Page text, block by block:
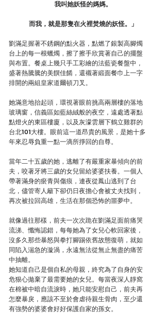
  　我叫她妖怪的媽媽。
  　而我，就是那隻在火裡焚燒的妖怪。」
劉滿足握著不銹鋼的點火器，點燃了銀製高腳燭
台上的每一根蠟燭，擦了擦手欣賞著自己的擺盤
與布置。餐桌上幾只手工彩繪的法藍瓷餐盤中，
盛著熱騰騰的美饌佳餚，還襯著緞面餐巾上一字
排開的兩組皇家道爾頓刀叉。
她滿意地抬起頭，環視著眼前挑高兩層樓的落地
玻璃窗，信義區如藍絲絨般的夜空，遠處透著點
點燈火的東區樓廈，以及灰濛雲層下鶴立雞群的
台北101大樓。眼前這一道昂貴的風景，是她十多
年來忍辱負重一點一滴所掙回的自尊。
當年二十五歲的她，逃離了有嚴重家暴傾向的前
夫，咬著牙將三歲的女兒留給婆婆扶養。一個人
帶著滿身的瘀青與傷痕，連夜從鳳山逃到了台
北，儘管寄人籬下卻仍日夜擔心會被丈夫找到，
再次被拉回高雄，生活在那個恐怖的噩夢中。
就像過往那樣，前夫一次次跪在劉滿足面前痛哭
流涕、懺悔認錯，每每她為了女兒心軟回家後，
沒多久那些暴怒與拳打腳踢依舊故態復萌，就如
同陷入湍急的漩渦，永遠無法從無止無盡的痛苦
中抽離。
她知道自己是個自私的母親，終究為了自身的安
危狠心拋棄了最需要她的女兒。每當夜深人靜窩
在棉被中暗自流淚時，她只能安慰自己，前夫再
怎麼暴戾，應該不至於會虐待親生骨肉，至少還
有強勢的婆婆會好好保護自家的孫女。